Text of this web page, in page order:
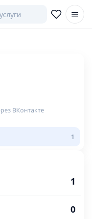
ВКонтакте
1
1
0